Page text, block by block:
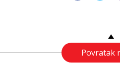
Povratak